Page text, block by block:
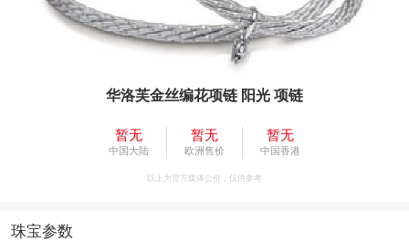
华洛芙金丝编花项链 阳光 项链
暂无
中国大陆
暂无
欧洲售价
暂无
中国香港
以上为官方媒体公价，仅供参考
珠宝参数